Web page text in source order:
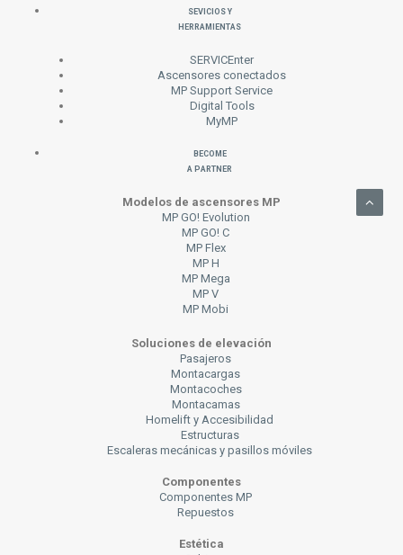
Sevicios y
Herramientas
SERVICEnter
Ascensores conectados
MP Support Service
Digital Tools
MyMP
Become
a Partner
Modelos de ascensores MP
MP GO! Evolution
MP GO! C
MP Flex
MP H
MP Mega
MP V
MP Mobi
Soluciones de elevación
Pasajeros
Montacargas
Montacoches
Montacamas
Homelift y Accesibilidad
Estructuras
Escaleras mecánicas y pasillos móviles
Componentes
Componentes MP
Repuestos
Estética